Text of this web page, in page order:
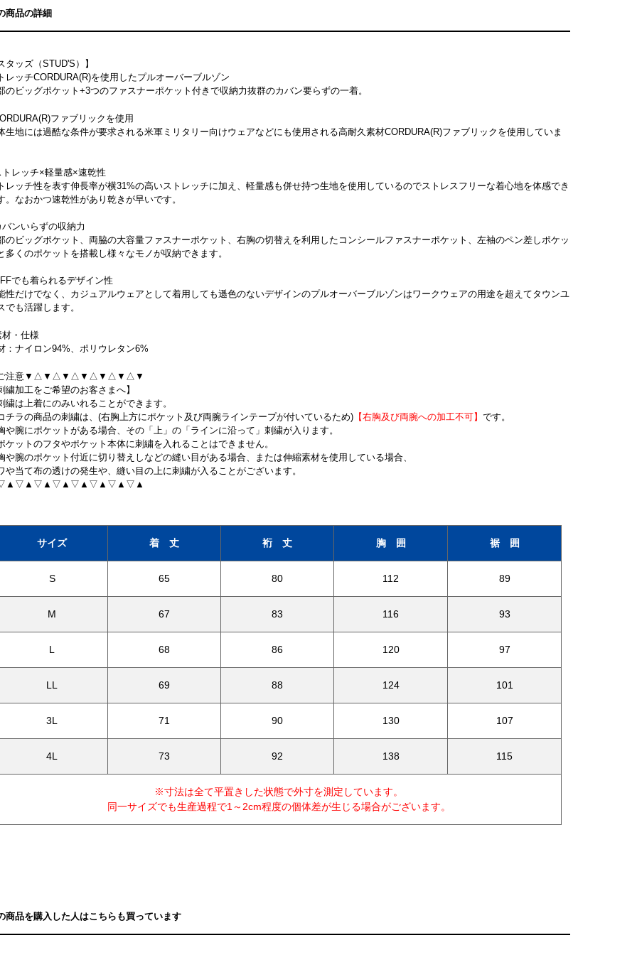
商品の詳細
タッズ（STUD'S）】
レッチCORDURA(R)を使用したプルオーバーブルゾン
のビッグポケット+3つのファスナーポケット付きで収納力抜群のカバン要らずの一着。
ファブリックを使用
生地には過酷な条件が要求される米軍ミリタリー向けウェアなどにも使用される高耐久素材CORDURA(R)ファブリックを使用していま
レッチ×軽量感×速乾性
レッチ性を表す伸長率が横31%の高いストレッチに加え、軽量感も併せ持つ生地を使用しているのでストレスフリーな着心地を体感でき
。なおかつ速乾性があり乾きが早いです。
ンいらずの収納力
のビッグポケット、両脇の大容量ファスナーポケット、右胸の切替えを利用したコンシールファスナーポケット、左袖のペン差しポケッ
多くのポケットを搭載し様々なモノが収納できます。
でも着られるデザイン性
性だけでなく、カジュアルウェアとして着用しても遜色のないデザインのプルオーバーブルゾンはワークウェアの用途を超えてタウンユ
でも活躍します。
・仕様
：ナイロン94%、ポリウレタン6%
注意▼△▼△▼△▼△▼△▼△▼
繍加工をご希望のお客さまへ】
繍は上着にのみいれることができます。
チラの商品の刺繍は、(右胸上方にポケット及び両腕ラインテープが付いているため) 【右胸及び両腕への加工不可】 です。
や腕にポケットがある場合、その「上」の「ラインに沿って」刺繍が入ります。
ケットのフタやポケット本体に刺繍を入れることはできません。
や腕のポケット付近に切り替えしなどの縫い目がある場合、または伸縮素材を使用している場合、
や当て布の透けの発生や、縫い目の上に刺繍が入ることがございます。
サイズ 着 丈 裄 丈 胸 囲 裾 囲
S 65 80 112 89
M 67 83 116 93
L 68 86 120 97
LL 69 88 124 101
3L 71 90 130 107
4L 73 92 138 115
※寸法は全て平置きした状態で外寸を測定しています。
同一サイズでも生産過程で1～2cm程度の個体差が生じる場合がございます。
商品を購入した人はこちらも買っています